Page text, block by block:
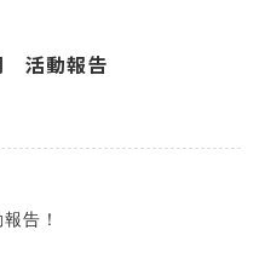
活動報告